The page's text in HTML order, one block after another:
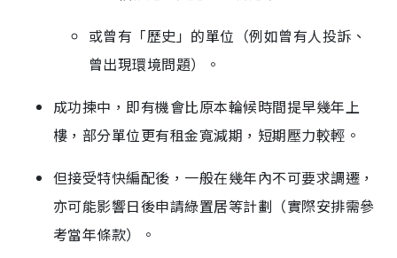
或曾有「歷史」的單位（例如曾有人投訴、
曾出現環境問題）。
成功揀中，即有機會比原本輪候時間提早幾年上
樓，部分單位更有租金寬減期，短期壓力較輕。
但接受特快編配後，一般在幾年內不可要求調遷，
亦可能影響日後申請綠置居等計劃（實際安排需參
考當年條款）。